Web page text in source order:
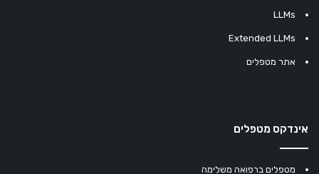
LLMs
Extended LLMs
אתר מטפלים
אינדקס מטפלים
מטפלים ברפואה משלימה